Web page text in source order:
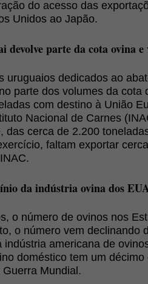
do acesso das
Unidos ao Japão.
parte da cota ovina e
uruguaios dedicados ao
parte dos volumes da cota
com destino à União
Nacional de Carnes
das cerca de 2.200
faltam exportar
da indústria ovina dos
o número de ovinos nos
o número vem declinando
indústria americana de
doméstico tem um
Mundial.